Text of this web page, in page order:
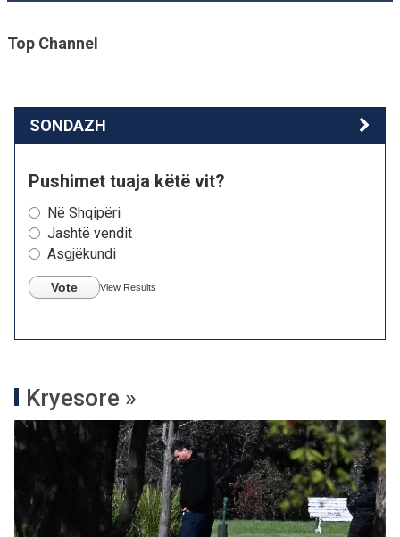
Top Channel
SONDAZH
Pushimet tuaja këtë vit?
Në Shqipëri
Jashtë vendit
Asgjëkundi
Vote View Results
Kryesore »